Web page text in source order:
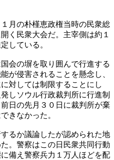
月の朴槿恵政権当時の民衆総
く民衆大会だ。主宰側は約１
している。
会の塀を取り囲んで行進する
が侵害されることを懸念し、
対しては制限することにし
しソウル行政裁判所に行進制
日の先月３０日に裁判所が棄
きなかった。
るか議論したが認められた地
。警察はこの日民衆共同行動
備え警察兵力１万人ほどを配